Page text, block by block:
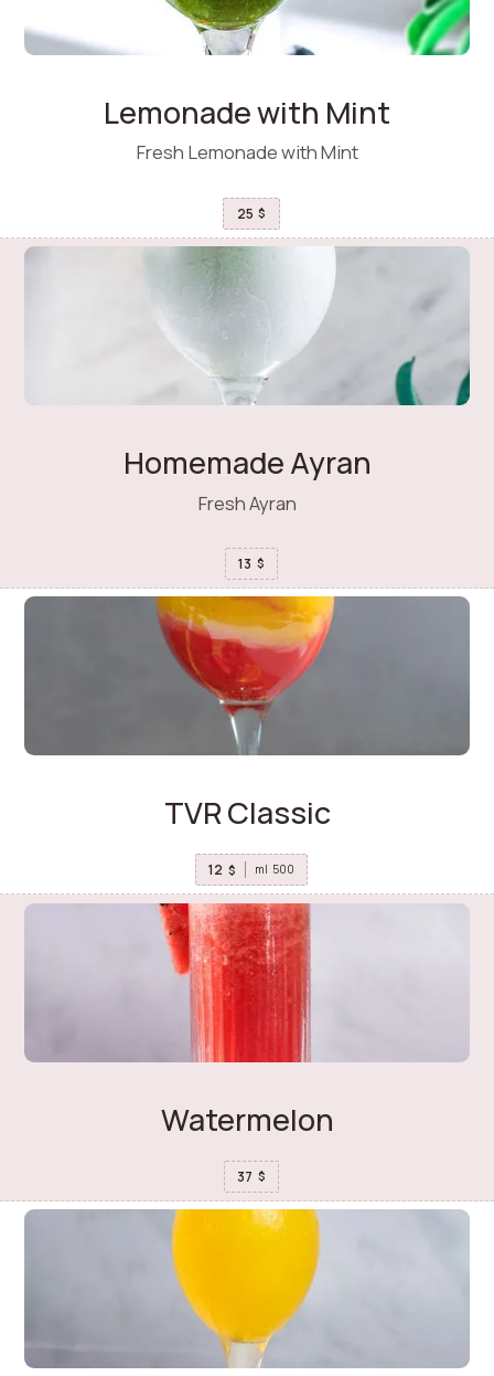
Lemonade with Mint
Fresh Lemonade with Mint
25
Homemade Ayran
Fresh Ayran
13
TVR Classic
500
ml
$
12
Watermelon
37